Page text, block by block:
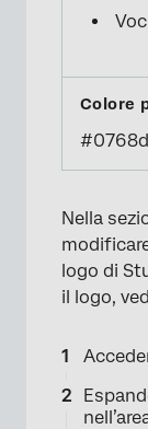
Nella
logo di
il logo,